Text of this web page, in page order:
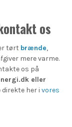
os
tørt brænde,
mere varme.
os på
eller
direkte her ivores